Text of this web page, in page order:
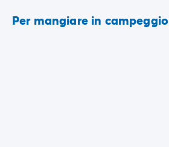
Per mangiare in campeggio